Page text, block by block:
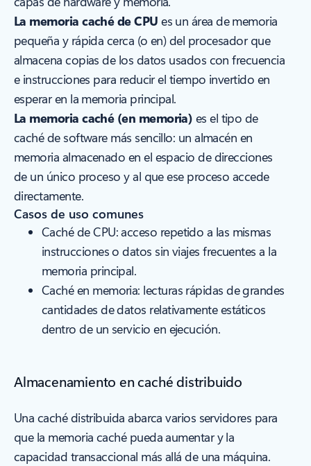
La memoria caché de CPU es un área de memoria
pequeña y rápida cerca (o en) del procesador que
almacena copias de los datos usados con frecuencia
e instrucciones para reducir el tiempo invertido en
esperar en la memoria principal.
La memoria caché (en memoria) es el tipo de
caché de software más sencillo: un almacén en
memoria almacenado en el espacio de direcciones
de un único proceso y al que ese proceso accede
directamente.
Casos de uso comunes
Caché de CPU: acceso repetido a las mismas
instrucciones o datos sin viajes frecuentes a la
memoria principal.
Caché en memoria: lecturas rápidas de grandes
cantidades de datos relativamente estáticos
dentro de un servicio en ejecución.
Almacenamiento en caché distribuido
Una caché distribuida abarca varios servidores para
que la memoria caché pueda aumentar y la
capacidad transaccional más allá de una máquina.